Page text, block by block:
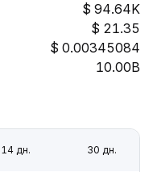
94.64K
21.35
0.00345084
10.00B
14 дн. 30 дн.